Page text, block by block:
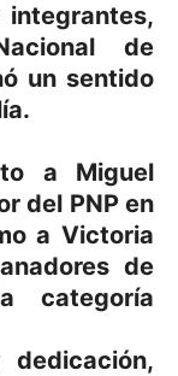
de
un sentido
a Miguel
del PNP en
a Victoria
de
categoría